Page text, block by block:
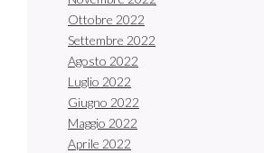
Ottobre 2022
Settembre 2022
Agosto 2022
Luglio 2022
Giugno 2022
Maggio 2022
Aprile 2022